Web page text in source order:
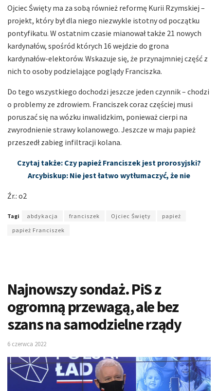
Ojciec Święty ma za sobą również reformę Kurii Rzymskiej –
projekt, który był dla niego niezwykle istotny od początku
pontyfikatu. W ostatnim czasie mianował także 21 nowych
kardynałów, spośród których 16 wejdzie do grona
kardynałów-elektorów. Wskazuje się, że przynajmniej część z
nich to osoby podzielające poglądy Franciszka.
Do tego wszystkiego dochodzi jeszcze jeden czynnik – chodzi
o problemy ze zdrowiem. Franciszek coraz częściej musi
poruszać się na wózku inwalidzkim, ponieważ cierpi na
zwyrodnienie strawy kolanowego. Jeszcze w maju papież
przeszedł zabieg infiltracji kolana.
Czytaj także: Czy papież Franciszek jest prorosyjski?
Arcybiskup: Nie jest łatwo wytłumaczyć, że nie
Źr.: o2
Tagi abdykacja franciszek Ojciec Święty
papież
papież Franciszek
Najnowszy sondaż. PiS z
ogromną przewagą, ale bez
szans na samodzielne rządy
6 czerwca 2022